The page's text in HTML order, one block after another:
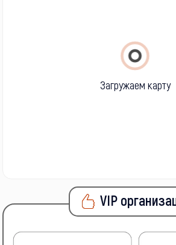
Загружаем карту
VIP